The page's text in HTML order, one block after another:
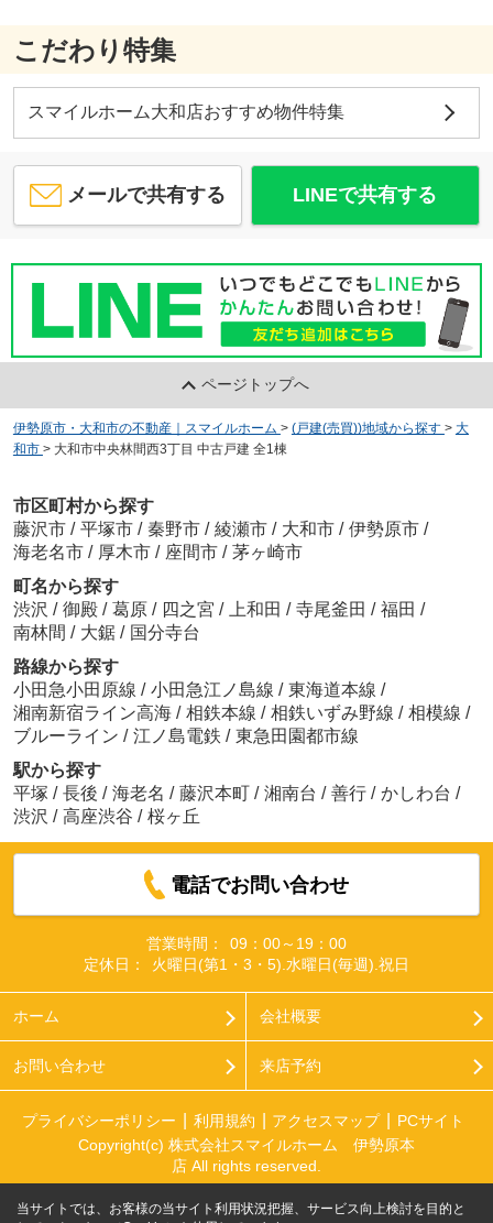
こだわり特集
スマイルホーム大和店おすすめ物件特集
メールで共有する LINEで共有する
ページトップへ
伊勢原市・大和市の不動産｜スマイルホーム > (戸建(売買))地域から探す > 大
和市 > 大和市中央林間西3丁目 中古戸建 全1棟
市区町村から探す
藤沢市 / 平塚市 / 秦野市 / 綾瀬市 / 大和市 / 伊勢原市 /
海老名市 / 厚木市 / 座間市 / 茅ヶ崎市
町名から探す
渋沢 / 御殿 / 葛原 / 四之宮 / 上和田 / 寺尾釜田 / 福田 /
南林間 / 大鋸 / 国分寺台
路線から探す
小田急小田原線 / 小田急江ノ島線 / 東海道本線 /
湘南新宿ライン高海 / 相鉄本線 / 相鉄いずみ野線 / 相模線 /
ブルーライン / 江ノ島電鉄 / 東急田園都市線
駅から探す
平塚 / 長後 / 海老名 / 藤沢本町 / 湘南台 / 善行 / かしわ台 /
渋沢 / 高座渋谷 / 桜ヶ丘
電話でお問い合わせ
営業時間：
09：00～19：00
定休日：
火曜日(第1・3・5).水曜日(毎週).祝日
ホーム 会社概要
お問い合わせ 来店予約
プライバシーポリシー 利用規約 アクセスマップ
PCサイト
Copyright(c) 株式会社スマイルホーム 伊勢原本
店 All rights reserved.
当サイトでは、お客様の当サイト利用状況把握、サービス向上検討を目的と